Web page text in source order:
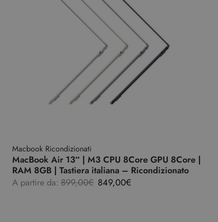
Macbook Ricondizionati
MacBook Air 13″ | M3 CPU 8Core GPU 8Core |
RAM 8GB | Tastiera italiana – Ricondizionato
A partire da: 899,00€ 849,00€